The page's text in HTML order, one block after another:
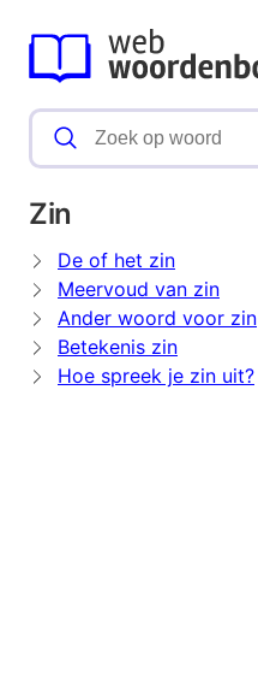
Zin
De of het zin
Meervoud van zin
Ander woord voor zin
Betekenis zin
Hoe spreek je zin uit?